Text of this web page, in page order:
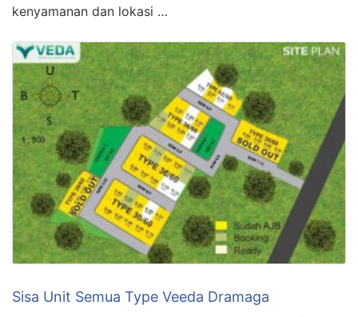
kenyamanan dan lokasi …
Sisa Unit Semua Type Veeda Dramaga